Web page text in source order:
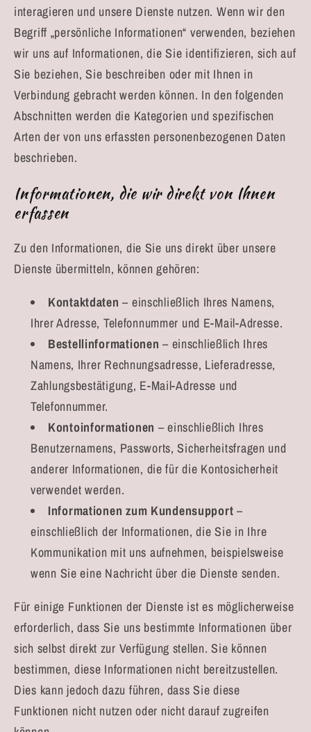
interagieren und unsere Dienste nutzen. Wenn wir den
Begriff „persönliche Informationen“ verwenden, beziehen
wir uns auf Informationen, die Sie identifizieren, sich auf
Sie beziehen, Sie beschreiben oder mit Ihnen in
Verbindung gebracht werden können. In den folgenden
Abschnitten werden die Kategorien und spezifischen
Arten der von uns erfassten personenbezogenen Daten
beschrieben.
Informationen, die wir direkt von Ihnen
erfassen
Zu den Informationen, die Sie uns direkt über unsere
Dienste übermitteln, können gehören:
Kontaktdaten – einschließlich Ihres Namens,
Ihrer Adresse, Telefonnummer und E-Mail-Adresse.
Bestellinformationen – einschließlich Ihres
Namens, Ihrer Rechnungsadresse, Lieferadresse,
Zahlungsbestätigung, E-Mail-Adresse und
Telefonnummer.
Kontoinformationen – einschließlich Ihres
Benutzernamens, Passworts, Sicherheitsfragen und
anderer Informationen, die für die Kontosicherheit
verwendet werden.
Informationen zum Kundensupport –
einschließlich der Informationen, die Sie in Ihre
Kommunikation mit uns aufnehmen, beispielsweise
wenn Sie eine Nachricht über die Dienste senden.
Für einige Funktionen der Dienste ist es möglicherweise
erforderlich, dass Sie uns bestimmte Informationen über
sich selbst direkt zur Verfügung stellen. Sie können
bestimmen, diese Informationen nicht bereitzustellen.
Dies kann jedoch dazu führen, dass Sie diese
Funktionen nicht nutzen oder nicht darauf zugreifen